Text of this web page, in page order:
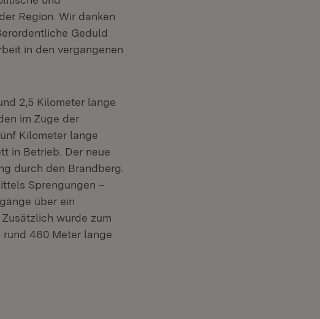
Region. Wir danken
Geduld
in den vergangenen
2,5 Kilometer lange
im Zuge der
Kilometer lange
in Betrieb. Der neue
durch den Brandberg.
Sprengungen –
über ein
wurde zum
460 Meter lange